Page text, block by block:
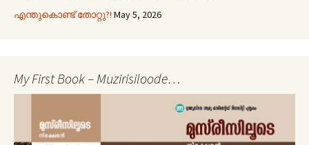
എന്തുകൊണ്ട് തോറ്റു?! May 5, 2026
My First Book – Muzirisiloode…